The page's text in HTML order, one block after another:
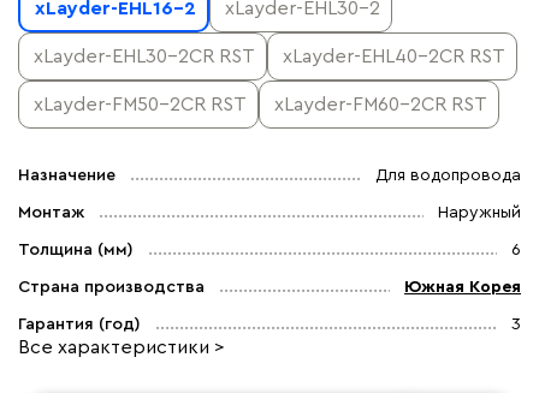
xLayder-EHL16-2 xLayder-EHL30-2
xLayder-EHL30-2CR RST xLayder-EHL40-2CR RST
xLayder-FM50-2CR RST xLayder-FM60-2CR RST
Назначение Для водопровода
Монтаж Наружный
Толщина (мм) 6
Страна производства Южная Корея
Гарантия (год) 3
Все характеристики >